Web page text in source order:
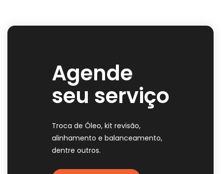
Agende
seu serviço
Troca de Óleo, kit revisão,
alinhamento e balanceamento,
dentre outros.